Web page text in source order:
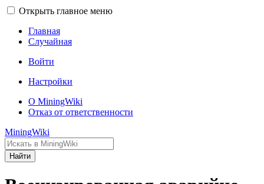
Открыть главное меню
Главная
Случайная
Войти
Настройки
О MiningWiki
Отказ от ответственности
MiningWiki
Найти